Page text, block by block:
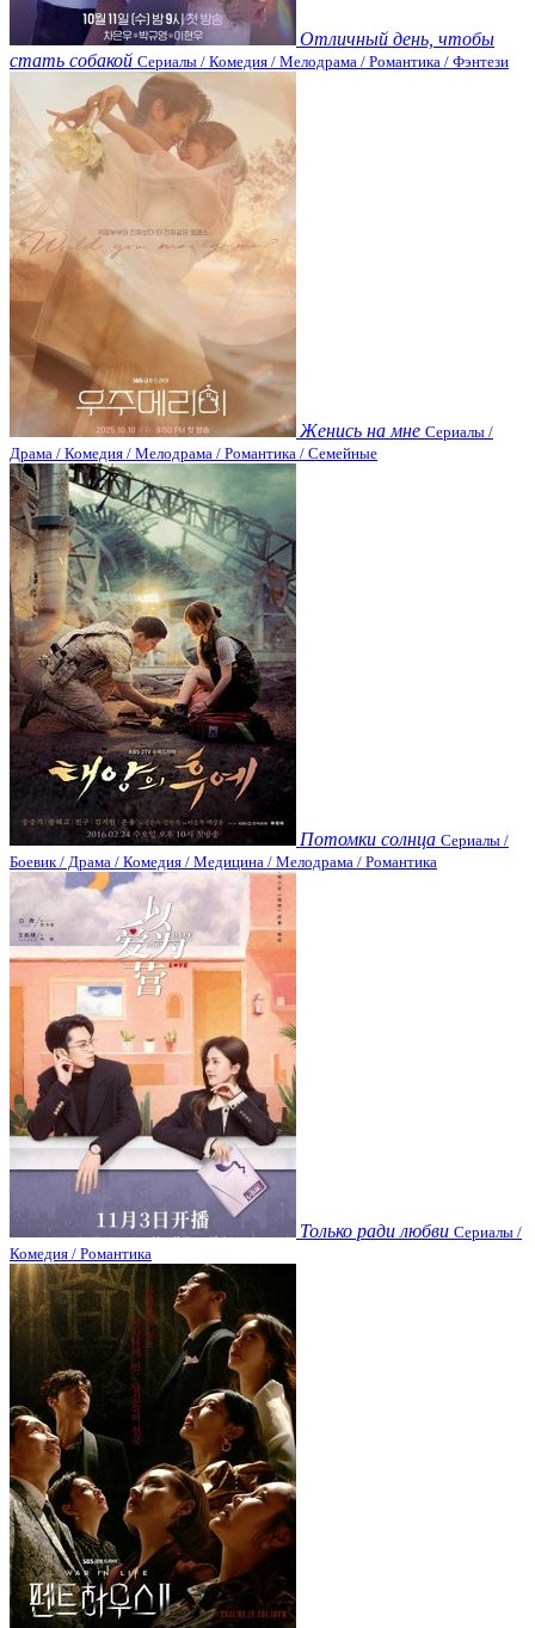
Отличный день, чтобы
стать собакой Сериалы / Комедия / Мелодрама / Романтика / Фэнтези
Женись на мне Сериалы /
Драма / Комедия / Мелодрама / Романтика / Семейные
Потомки солнца Сериалы /
Боевик / Драма / Комедия / Медицина / Мелодрама / Романтика
Только ради любви Сериалы /
Комедия / Романтика